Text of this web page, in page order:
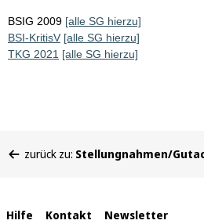
BSIG 2009 [alle SG hierzu]
BSI-KritisV [alle SG hierzu]
TKG 2021 [alle SG hierzu]
befinden
zurück zu: Stellungnahmen/
Interne
Hilfe Kontakt Newsletter